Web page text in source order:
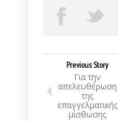
Previous Story
Για την
απελευθέρωση
της
επαγγελματικής
μίσθωσης